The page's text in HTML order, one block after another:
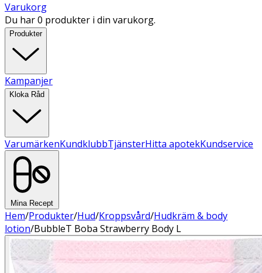
Varukorg
Du har 0 produkter i din varukorg.
Produkter
Kampanjer
Kloka Råd
VarumärkenKundklubbTjänsterHitta apotekKundservice
Mina Recept
Hem/Produkter/Hud/Kroppsvård/Hudkräm & body
lotion/BubbleT Boba Strawberry Body L